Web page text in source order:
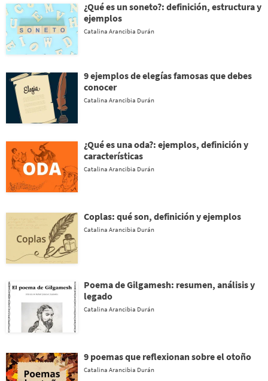
¿Qué es un soneto?: definición, estructura y
ejemplos
Catalina Arancibia Durán
9 ejemplos de elegías famosas que debes
conocer
Catalina Arancibia Durán
¿Qué es una oda?: ejemplos, definición y
características
Catalina Arancibia Durán
Coplas: qué son, definición y ejemplos
Catalina Arancibia Durán
Poema de Gilgamesh: resumen, análisis y
legado
Catalina Arancibia Durán
9 poemas que reflexionan sobre el otoño
Catalina Arancibia Durán